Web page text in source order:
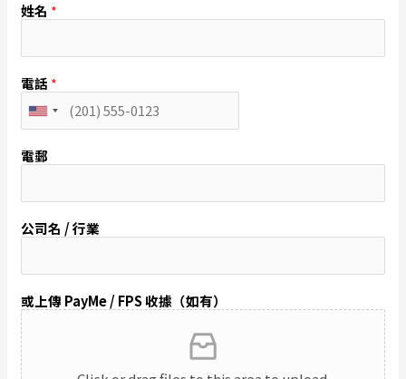
姓名 *
電話 *
U
n
i
t
t
e
s
+
電郵
公司名 / 行業
或上傳 PayMe / FPS 收據（如有）